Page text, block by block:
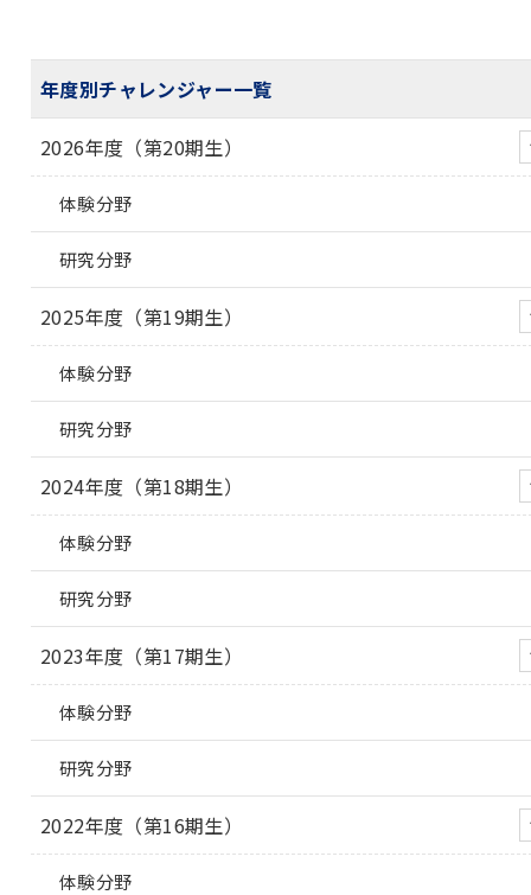
年度別チャレンジャー一覧
2026年度（第20期生）
体験分野
研究分野
2025年度（第19期生）
体験分野
研究分野
2024年度（第18期生）
体験分野
研究分野
2023年度（第17期生）
体験分野
研究分野
2022年度（第16期生）
体験分野